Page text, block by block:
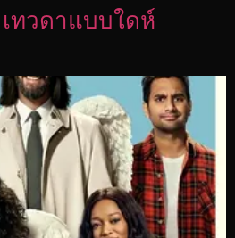
ทวดาแบบใดห์